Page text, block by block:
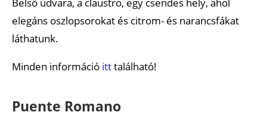
elegáns oszlopsorokat és citrom- és narancsfákat
láthatunk.
Minden információ itttalálható!
Puente Romano